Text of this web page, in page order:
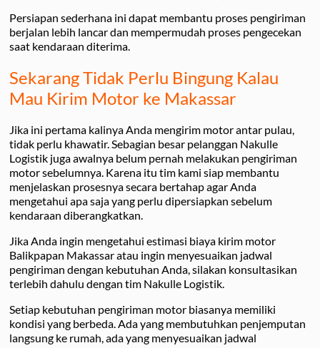
Persiapan sederhana ini dapat membantu proses pengiriman
berjalan lebih lancar dan mempermudah proses pengecekan
saat kendaraan diterima.
Sekarang Tidak Perlu Bingung Kalau
Mau Kirim Motor ke Makassar
Jika ini pertama kalinya Anda mengirim motor antar pulau,
tidak perlu khawatir. Sebagian besar pelanggan Nakulle
Logistik juga awalnya belum pernah melakukan pengiriman
motor sebelumnya. Karena itu tim kami siap membantu
menjelaskan prosesnya secara bertahap agar Anda
mengetahui apa saja yang perlu dipersiapkan sebelum
kendaraan diberangkatkan.
Jika Anda ingin mengetahui estimasi biaya kirim motor
Balikpapan Makassar atau ingin menyesuaikan jadwal
pengiriman dengan kebutuhan Anda, silakan konsultasikan
terlebih dahulu dengan tim Nakulle Logistik.
Setiap kebutuhan pengiriman motor biasanya memiliki
kondisi yang berbeda. Ada yang membutuhkan penjemputan
langsung ke rumah, ada yang menyesuaikan jadwal